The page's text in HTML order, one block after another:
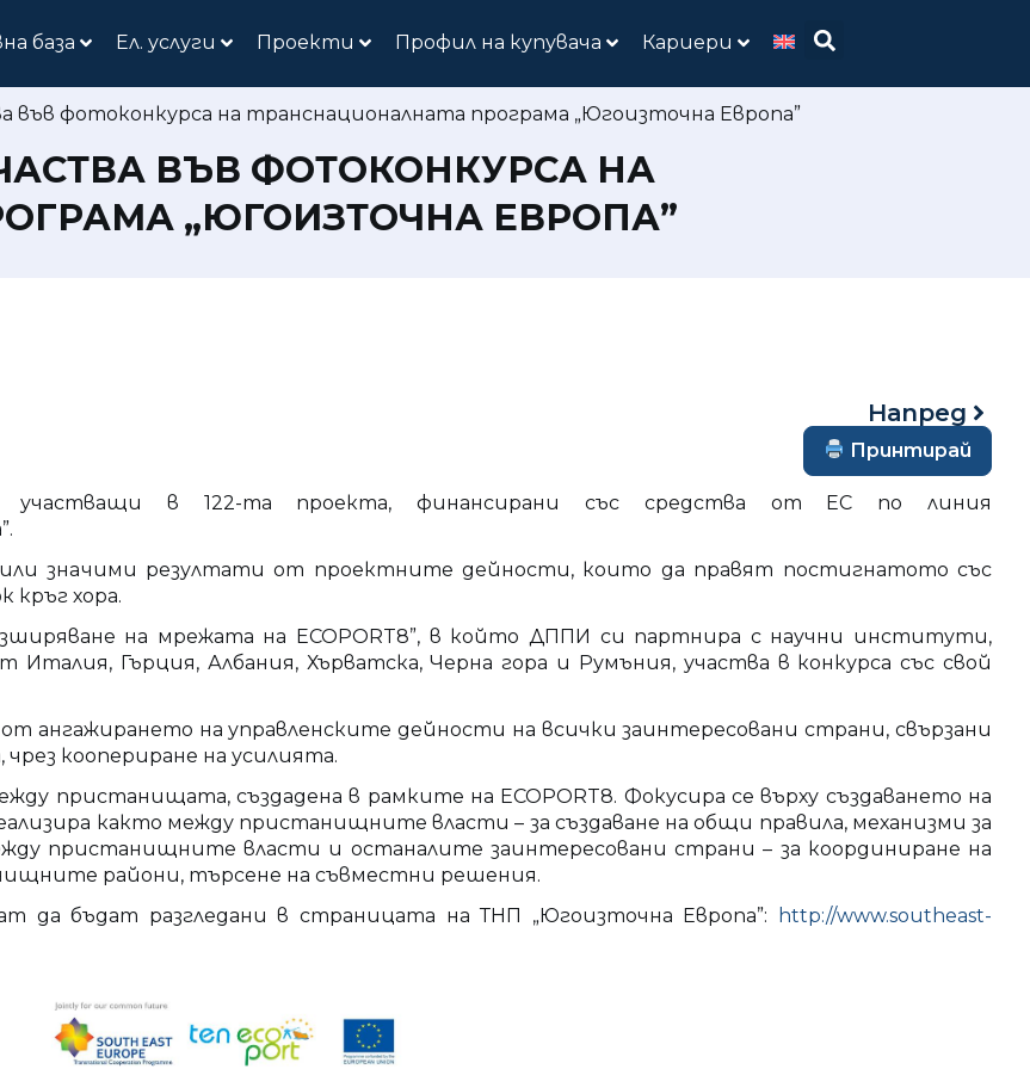
база Ел. услуги Проекти Профил на купувача Кариери
във фотоконкурса на транснационалната програма „Югоизточна Европа”
ВЪВ ФОТОКОНКУРСА НА
„ЮГОИЗТОЧНА ЕВРОПА”
Напред
Принтирай
участващи в 122-та проекта, финансирани със средства от ЕС по линия
значими резултати от проектните дейности, които да правят постигнатото със
кръг хора.
на мрежата на ECOPORT8”, в който ДППИ си партнира с научни институти,
Гърция, Албания, Хърватска, Черна гора и Румъния, участва в конкурса със свой
ангажирането на управленските дейности на всички заинтересовани страни, свързани
коопериране на усилията.
пристанищата, създадена в рамките на ECOPORT8. Фокусира се върху създаването на
както между пристанищните власти – за създаване на общи правила, механизми за
пристанищните власти и останалите заинтересовани страни – за координиране на
райони, търсене на съвместни решения.
да бъдат разгледани в страницата на ТНП „Югоизточна Европа”:
http://www.southeast-